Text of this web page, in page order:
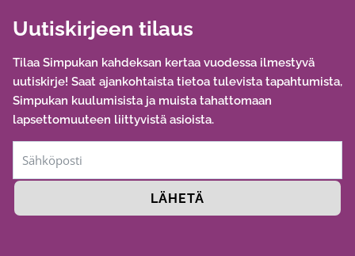
Uutiskirjeen tilaus
Tilaa Simpukan kahdeksan kertaa vuodessa ilmestyvä
uutiskirje! Saat ajankohtaista tietoa tulevista tapahtumista,
Simpukan kuulumisista ja muista tahattomaan
lapsettomuuteen liittyvistä asioista.
LÄHETÄ